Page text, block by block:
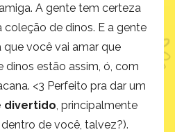
A gente tem certeza
coleção de dinos. E a gente
você vai amar que
estão assim, ó, com
<3 Perfeito pra dar um
divertido , principalmente
de você, talvez?).